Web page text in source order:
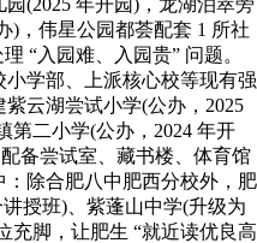
(2025 年开园)，龙湖泊萃旁
)，伟星公园都荟配套 1 所社
“入园难、入园贵” 问题。
学部、上派核心校等现有强
云湖尝试小学(公办，2025
第二小学(公办，2024 年开
备尝试室、藏书楼、体育馆
除合肥八中肥西分校外，肥
授班)、紫蓬山中学(升级为
充脚，让肥生 “就近读优良高